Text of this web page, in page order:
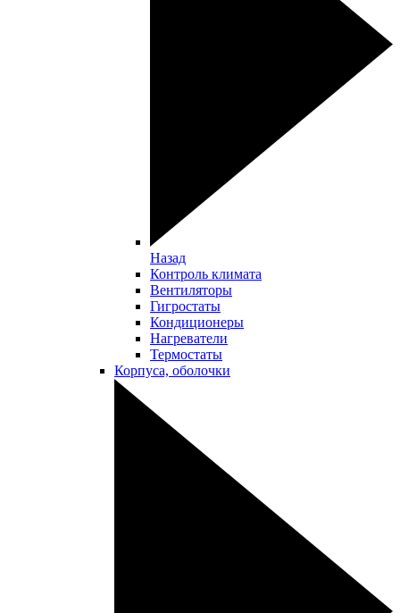
Назад
Контроль климата
Вентиляторы
Гигростаты
Кондиционеры
Нагреватели
Термостаты
Корпуса, оболочки